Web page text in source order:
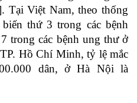
Tại Việt Nam, theo thống
thứ 3 trong các bệnh
trong các bệnh ung thư ở
Hồ Chí Minh, tỷ lệ mắc
dân, ở Hà Nội là